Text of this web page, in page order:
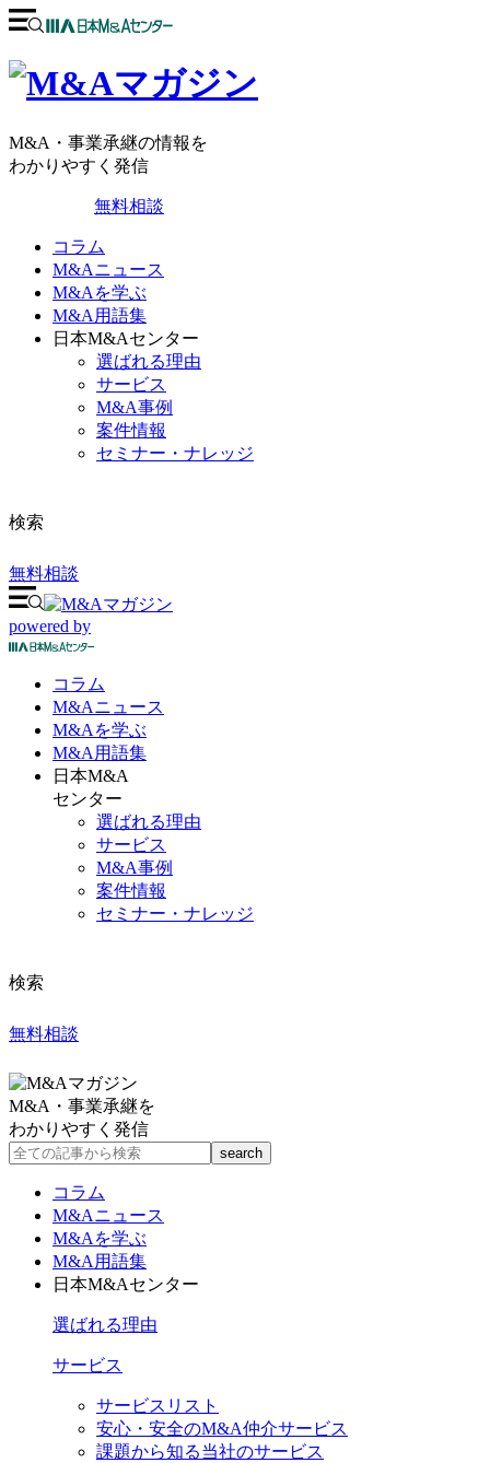
M&A・事業承継の情報を
わかりやすく発信
無料相談
コラム
M&Aニュース
M&Aを学ぶ
M&A用語集
日本M&Aセンター
選ばれる理由
サービス
M&A事例
案件情報
セミナー・ナレッジ
検索
無料相談
powered by
コラム
M&Aニュース
M&Aを学ぶ
M&A 用語集
日本M&A
センター
選ばれる理由
サービス
M&A事例
案件情報
セミナー・ナレッジ
検索
無料相談
M&A・事業承継を
わかりやすく発信
コラム
M&Aニュース
M&Aを学ぶ
M&A用語集
日本M&Aセンター
選ばれる理由
サービス
サービスリスト
安心・安全のM&A仲介サービス
課題から知る当社のサービス